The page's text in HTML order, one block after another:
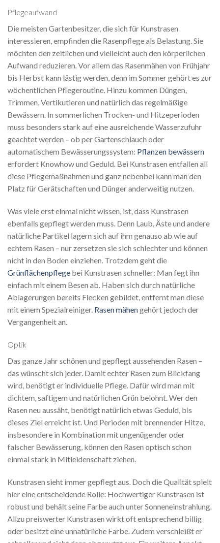
Pflegeaufwand
Die meisten Gartenbesitzer, die sich für Kunstrasen
interessieren, empfinden die Rasenpflege als Belastung. Sie
möchten den zeitlichen und vielleicht auch den körperlichen
Aufwand reduzieren. Vor allem das Rasenmähen von Frühjahr
bis Herbst kann lästig werden, denn im Sommer gehört es zur
wöchentlichen Pflegeroutine. Hinzu kommen Düngen,
Trimmen, Vertikutieren und natürlich das regelmäßige
Bewässern. In sommerlichen Trocken- und Hitzeperioden
muss besonders stark auf eine ausreichende Wasserzufuhr
geachtet werden – ob per Gartenschlauch oder
automatischem Bewässerungssystem: Pflanzen bewässern
erfordert Knowhow und Geduld. Bei Kunstrasen entfallen all
diese Pflegemaßnahmen und ganz nebenbei kann man den
Platz für Gerätschaften und Dünger anderweitig nutzen.
Was viele erst einmal nicht wissen, ist, dass Kunstrasen
ebenfalls gepflegt werden muss. Denn Laub, Äste und andere
natürliche Partikel lagern sich auf ihm genauso ab wie auf
echtem Rasen – nur zersetzen sie sich schlechter und können
nicht in den Boden einziehen. Trotzdem geht die
Grünflächenpflege bei Kunstrasen schneller: Man fegt ihn
einfach mit einem Besen ab. Haben sich durch natürliche
Ablagerungen bereits Flecken gebildet, entfernt man diese
mit einem Spezialreiniger. Rasen mähengehört jedoch der
Vergangenheit an.
Optik
Das ganze Jahr schönen und gepflegt aussehenden Rasen –
das wünscht sich jeder. Damit echter Rasen zum Blickfang
wird, benötigt er individuelle Pflege. Dafür wird man mit
dichtem, saftigem und natürlichen Grün belohnt. Wer den
Rasen neu aussäht, benötigt natürlich etwas Geduld, bis
dieses Ziel erreicht ist. Und Perioden mit brennender Hitze,
insbesondere in Kombination mit ungenügender oder
falscher Bewässerung, können den Rasen optisch schon
einmal stark in Mitleidenschaft ziehen.
Kunstrasen sieht immer gepflegt aus. Doch die Qualität spielt
hier eine entscheidende Rolle: Hochwertiger Kunstrasen ist
robust und behält seine Farbe auch unter Sonneneinstrahlung.
Allzu preiswerter Kunstrasen wirkt oft entsprechend billig
oder besitzt eine unnatürliche Farbe. Zudem verschleißt er